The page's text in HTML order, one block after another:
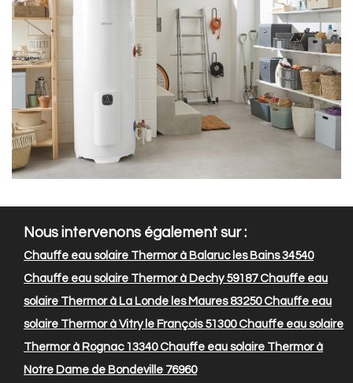
Nous intervenons également sur :
Chauffe eau solaire Thermor à Balaruc les Bains 34540
Chauffe eau solaire Thermor à Dechy 59187Chauffe eau
solaire Thermor à La Londe les Maures 83250Chauffe eau
solaire Thermor à Vitry le François 51300Chauffe eau solaire
Thermor à Rognac 13340Chauffe eau solaire Thermor à
Notre Dame de Bondeville 76960